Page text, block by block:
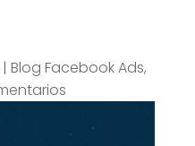
Blog Facebook Ads,